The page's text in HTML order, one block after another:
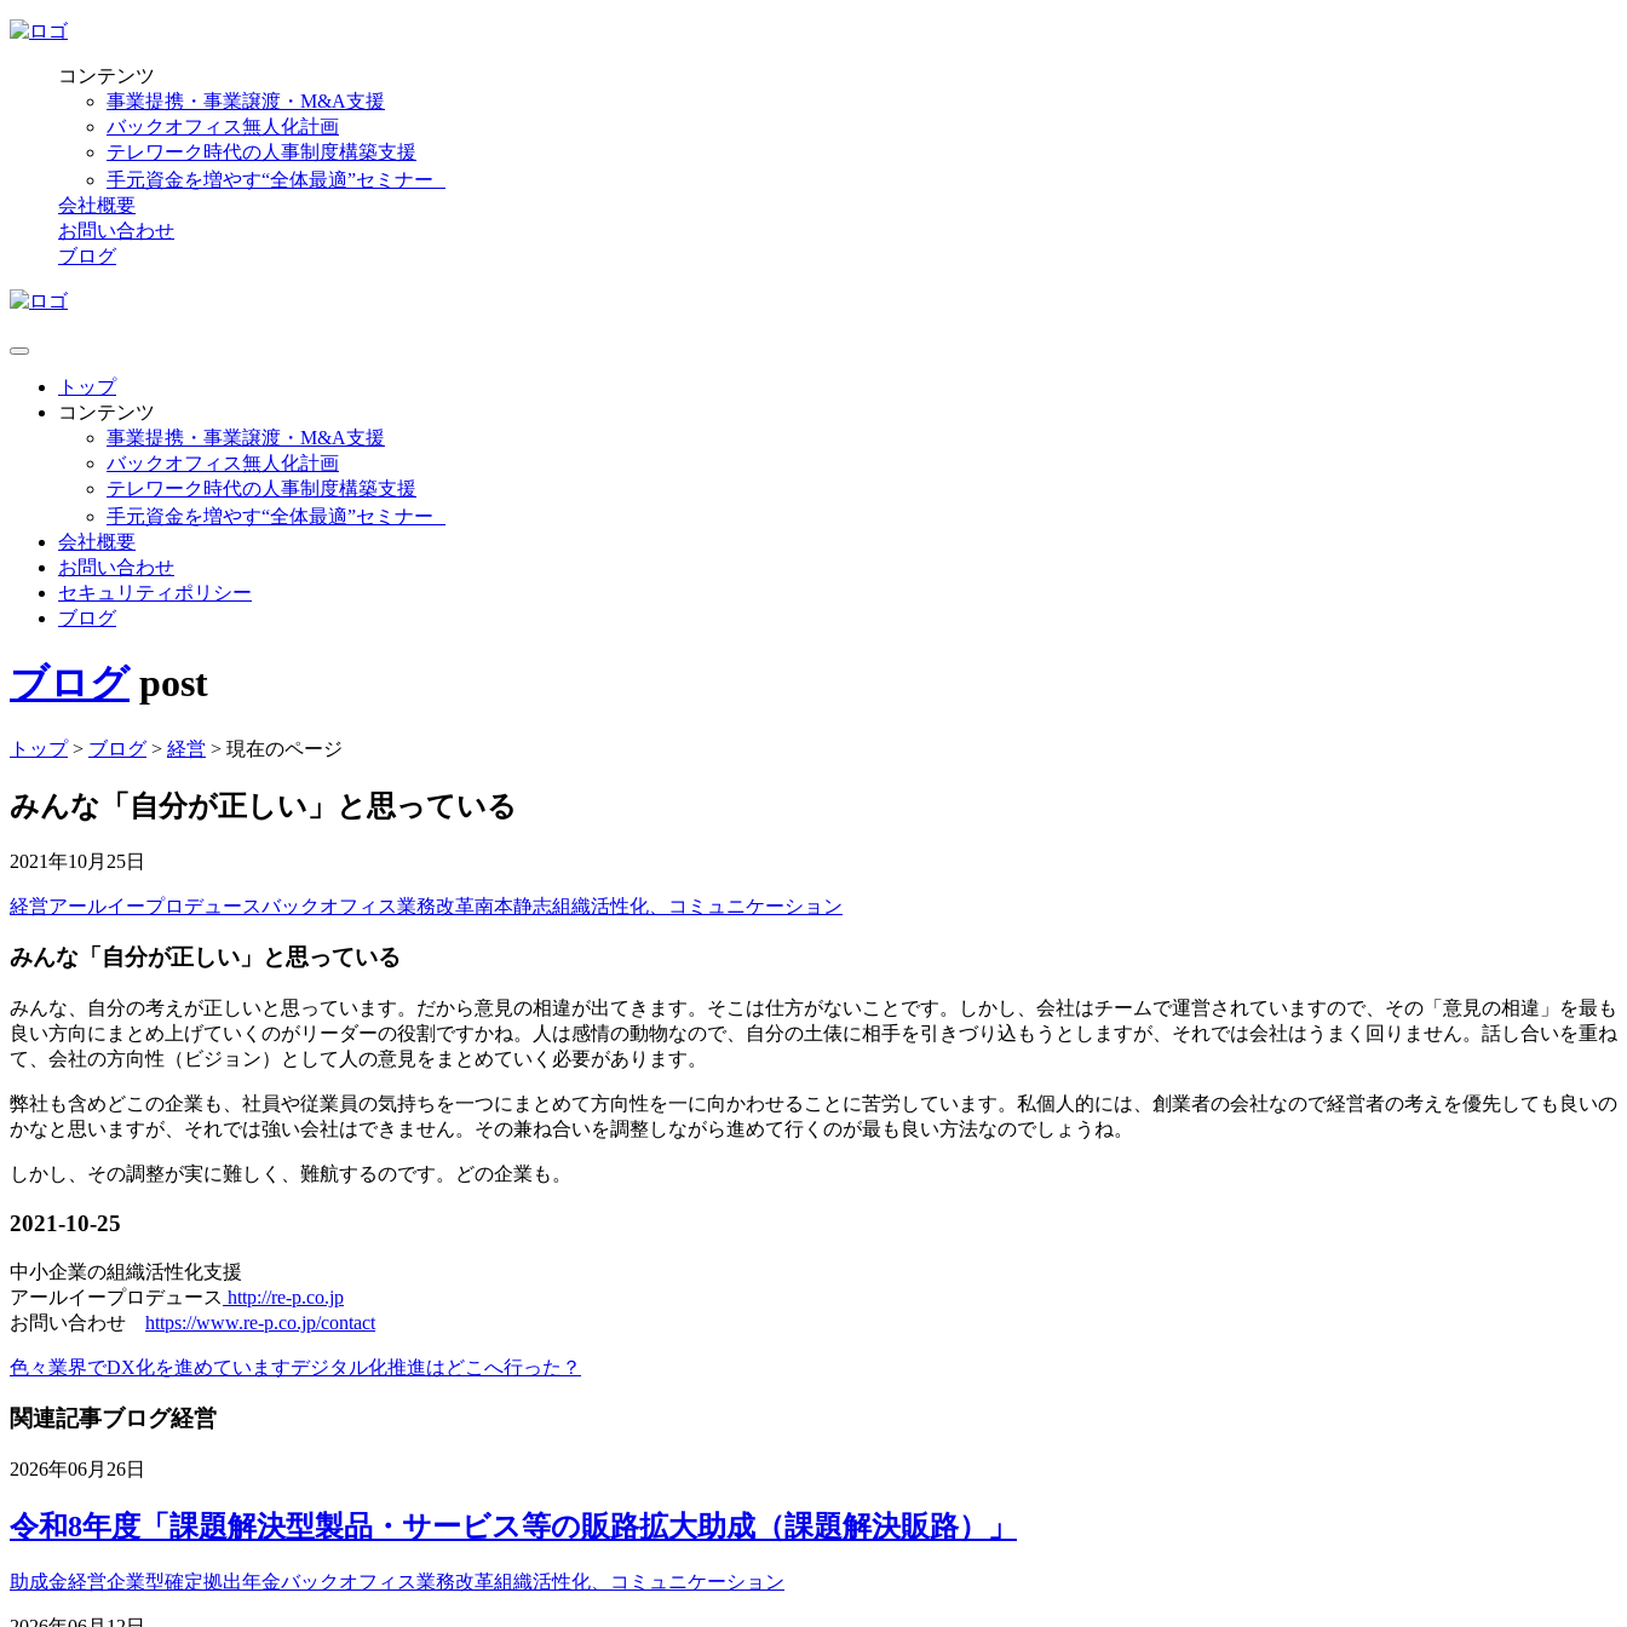
コンテンツ
事業提携・事業譲渡・M&A支援
バックオフィス無人化計画
テレワーク時代の人事制度構築支援
手元資金を増やす“全体最適”セミナー
会社概要
お問い合わせ
ブログ
トップ
コンテンツ
事業提携・事業譲渡・M&A支援
バックオフィス無人化計画
テレワーク時代の人事制度構築支援
手元資金を増やす“全体最適”セミナー
会社概要
お問い合わせ
セキュリティポリシー
ブログ
ブログ post
トップ> ブログ > 経営 > 現在のページ
みんな「自分が正しい」と思っている
2021年10月25日
経営アールイープロデュースバックオフィス業務改革南本静志組織活性化、コミュニケーション
みんな「自分が正しい」と思っている
みんな、自分の考えが正しいと思っています。だから意見の相違が出てきます。そこは仕方がないことです。しかし、会社はチームで運営されていますので、その「意見の相違」を最も
良い方向にまとめ上げていくのがリーダーの役割ですかね。人は感情の動物なので、自分の土俵に相手を引きづり込もうとしますが、それでは会社はうまく回りません。話し合いを重ね
て、会社の方向性（ビジョン）として人の意見をまとめていく必要があります。
弊社も含めどこの企業も、社員や従業員の気持ちを一つにまとめて方向性を一に向かわせることに苦労しています。私個人的には、創業者の会社なので経営者の考えを優先しても良いの
かなと思いますが、それでは強い会社はできません。その兼ね合いを調整しながら進めて行くのが最も良い方法なのでしょうね。
しかし、その調整が実に難しく、難航するのです。どの企業も。
2021-10-25
中小企業の組織活性化支援
アールイープロデュース http://re-p.co.jp
お問い合わせ https://www.re-p.co.jp/contact
色々業界でDX化を進めていますデジタル化推進はどこへ行った？
関連記事ブログ経営
2026年06月26日
令和8年度「課題解決型製品・サービス等の販路拡大助成（課題解決販路）」
助成金経営企業型確定拠出年金バックオフィス業務改革組織活性化、コミュニケーション